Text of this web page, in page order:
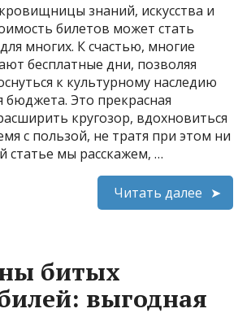
знаний, искусства и
билетов может стать
многих. К счастью, многие
бесплатные дни, позволяя
к культурному наследию
бюджета. Это прекрасная
кругозор, вдохновиться
с пользой, не тратя при этом ни
статье мы расскажем, …
Читать далее
битых
выгодная